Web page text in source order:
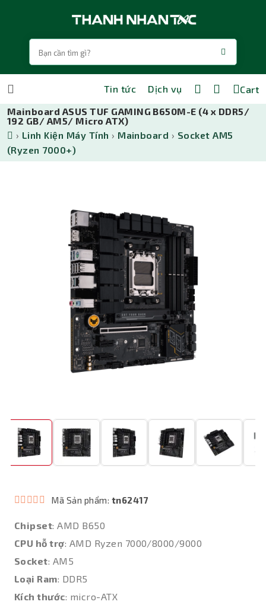
Tin tức Dịch vụ
Cart
Mainboard ASUS TUF GAMING B650M-E (4 x DDR5/
192 GB/ AM5/ Micro ATX)
› Linh Kiện Máy Tính › Mainboard › Socket AM5
(Ryzen 7000+)
Mã Sản phẩm: tn62417
Chipset: AMD B650
CPU hỗ trợ: AMD Ryzen 7000/8000/9000
Socket: AM5
Loại Ram: DDR5
Kích thước: micro-ATX